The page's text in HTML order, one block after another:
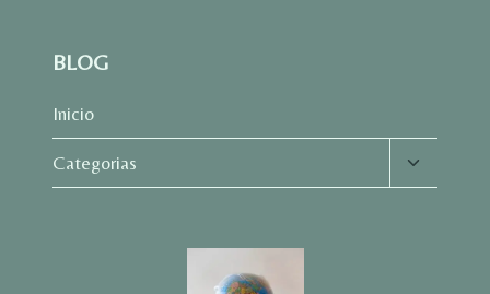
BLOG
Inicio
Categorias
Alternar
menú